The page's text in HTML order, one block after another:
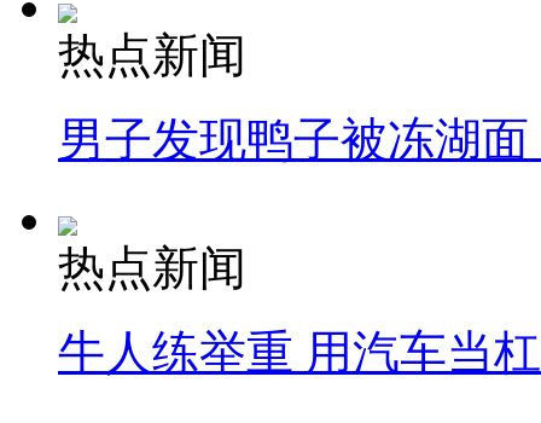
热点新闻
男子发现鸭子被冻湖
热点新闻
牛人练举重 用汽车当